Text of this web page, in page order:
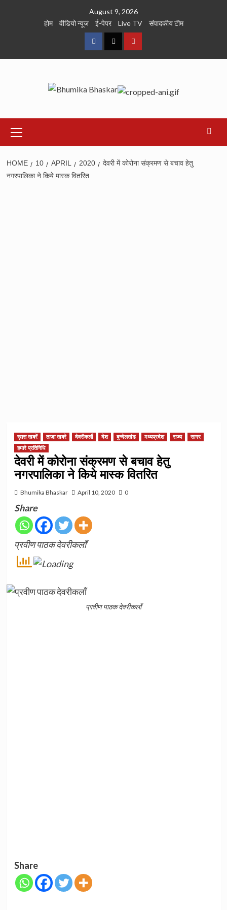
August 9, 2026
होम
वीडियो न्यूज ई-पेपर Live TV संपादकीय टीम
FacebookTwitterYoutube
Menu
HOME 10 APRIL 2020
देवरी में कोरोना संक्रमण से बचाव हेतु
नगरपालिका ने किये मास्क वितरित
ख़ास खबरें ताज़ा खबरे देवरीकलाँ देश बुन्देलखंड मध्यप्रदेश राज्य
सागर
हमारे प्रतिनिधि
देवरी में कोरोना संक्रमण से बचाव हेतु
नगरपालिका ने किये मास्क वितरित
Bhumika Bhaskar April 10, 2020 0
Share
प्रवीण पाठक देवरीकलाँ
प्रवीण पाठक देवरीकलाँ
Share